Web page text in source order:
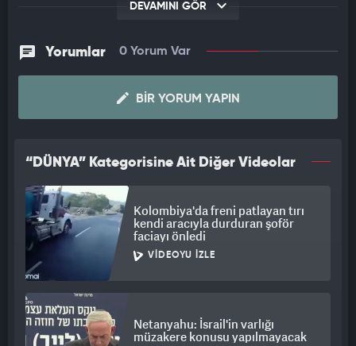
engellerin kaldırılması için Kahire'deki yapılacak görüşmeleri
ABD'nin, İran ve İran destekli örgütler karşısında İsrail'e olan
askeri desteğinin devam edeceğini kaydeden Biden, bölgedeki
Amerikan askeri varlığına ilişkin son durumu da Netanyahu ile
değerlendirdi.
Katar'ın başkenti Doha'da 15-16 Ağustos'ta İsrail ile Hamas
arasında esir takası ve Gazze'de ateşkes sağlanması için
müzakereler yapılmıştı.
Hamas, ABD, Mısır ve Katar'ın ara buluculuğunda yürütülen
müzakerelerde İsrail Başbakanı Netanyahu'nun yeni şartlar
sürerek anlaşmaya varılmasını engellediğini belirtmişti.
İsrail'in 7 Ekim'den bu yana Gazze Şeridi'ne düzenlediği
saldırılarda en az 16 bin 480’i çocuk, 10 bin 980’i
üzere 40 bin 223 Filistinli öldü, 92 bin 981 kişi yaralandı.
DEVAMINI GÖR
Yorumlar 0 Yorum Var
BIR YORUM YAPIN
“DÜNYA” Kategorisine Ait Diğer Videolar
Kolombiya'da freni patlayan tırı
kendi aracıyla durduran şoför
faciayı önledi
VIDEOYU İZLE
Netanyahu: İsrail'in varlığı
müzakere konusu yapılmayacak